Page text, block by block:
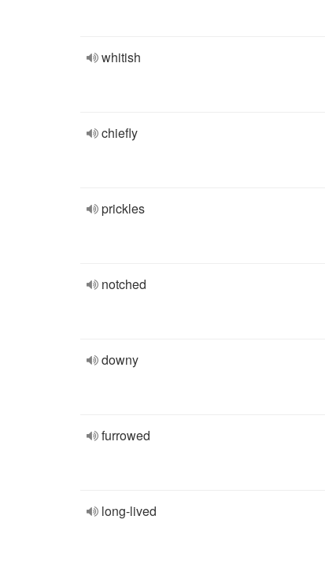
whitish
chiefly
prickles
notched
downy
furrowed
long-lived